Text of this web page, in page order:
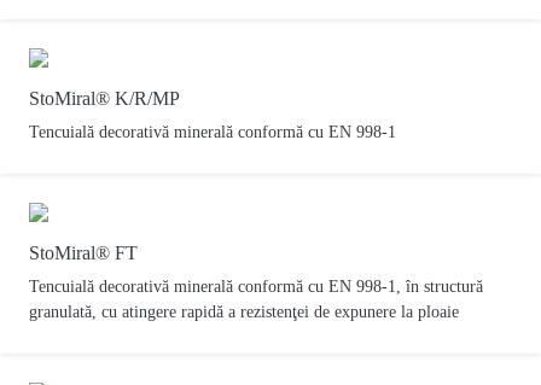
StoMiral® K/R/MP
Tencuială decorativă minerală conformă cu EN 998-1
StoMiral® FT
Tencuială decorativă minerală conformă cu EN 998-1, în structură
granulată, cu atingere rapidă a rezistenţei de expunere la ploaie